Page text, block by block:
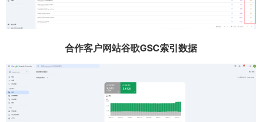
合作客户网站谷歌GSC索引数据